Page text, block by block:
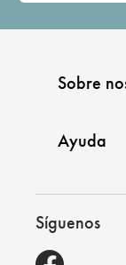
Sobre
Ayuda
Síguenos